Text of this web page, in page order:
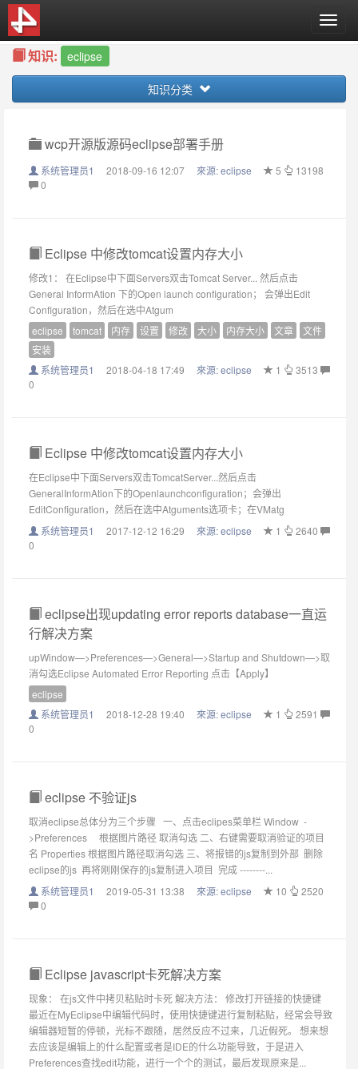
T
o
g
e
知识: eclipse
知识分类
wcp开源版源码eclipse部署手册
系统管理员1 2018-09-16 12:07 來源:eclipse 5
13198
0
Eclipse 中修改tomcat设置内存大小
修改1： 在Eclipse中下面Servers双击Tomcat Server... 然后点击
General InformAtion 下的Open launch configuration； 会弹出Edit
Configuration，然后在选中Atgum
eclipse
tomcat 内存 设置 修改 大小 内存大小 文章
文件
安装
系统管理员1
2018-04-18 17:49 來源:eclipse 1
3513
0
Eclipse 中修改tomcat设置内存大小
在Eclipse中下面Servers双击TomcatServer...然后点击
GeneralInformAtion下的Openlaunchconfiguration；会弹出
EditConfiguration，然后在选中Atguments选项卡；在VMatg
系统管理员1
2017-12-12 16:29 來源:eclipse 1
2640
0
eclipse出现updating error reports database一直运
行解决方案
upWindow—>Preferences—>General—>Startup and Shutdown—>取
消勾选Eclipse Automated Error Reporting 点击【Apply】
eclipse
系统管理员1
2018-12-28 19:40 來源:eclipse 1
2591
0
eclipse 不验证js
取消eclipse总体分为三个步骤 一、点击eclipes菜单栏 Window -
>Preferences 根据图片路径 取消勾选 二、右键需要取消验证的项目
名 Properties 根据图片路径取消勾选 三、将报错的js复制到外部 删除
eclipse的js 再将刚刚保存的js复制进入项目 完成 --------...
系统管理员1
2019-05-31 13:38 來源:eclipse 10
2520
0
Eclipse javascript卡死解决方案
现象： 在js文件中拷贝粘贴时卡死 解决方法： 修改打开链接的快捷键
最近在MyEclipse中编辑代码时，使用快捷键进行复制粘贴，经常会导致
编辑器短暂的停顿，光标不跟随，居然反应不过来，几近假死。 想来想
去应该是编辑上的什么配置或者是IDE的什么功能导致，于是进入
Preferences查找edit功能，进行一个个的测试，最后发现原来是...